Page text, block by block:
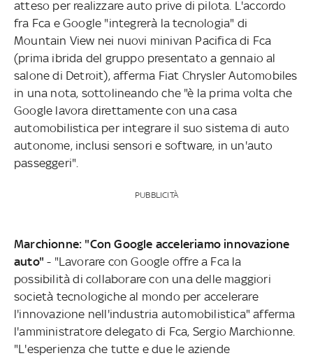
atteso per realizzare auto prive di pilota. L'accordo
fra Fca e Google "integrerà la tecnologia" di
Mountain View nei nuovi minivan Pacifica di Fca
(prima ibrida del gruppo presentato a gennaio al
salone di Detroit), afferma Fiat Chrysler Automobiles
in una nota, sottolineando che "è la prima volta che
Google lavora direttamente con una casa
automobilistica per integrare il suo sistema di auto
autonome, inclusi sensori e software, in un'auto
passeggeri".
PUBBLICITÀ
Marchionne: "Con Google acceleriamo innovazione
auto"- "Lavorare con Google offre a Fca la
possibilità di collaborare con una delle maggiori
società tecnologiche al mondo per accelerare
l'innovazione nell'industria automobilistica" afferma
l'amministratore delegato di Fca, Sergio Marchionne.
"L'esperienza che tutte e due le aziende